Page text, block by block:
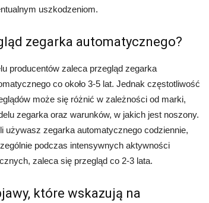
uszkodzeniom.
zegarka automatycznego?
producentów zaleca przegląd zegarka
co około 3-5 lat. Jednak częstotliwość
może się różnić w zależności od marki,
zegarka oraz warunków, w jakich jest noszony.
używasz zegarka automatycznego codziennie,
podczas intensywnych aktywności
zaleca się przegląd co 2-3 lata.
które wskazują na